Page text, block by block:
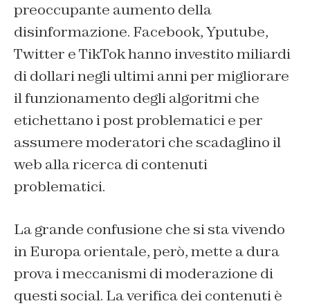
preoccupante aumento della
disinformazione. Facebook, Yputube,
Twitter e TikTok hanno investito miliardi
di dollari negli ultimi anni per migliorare
il funzionamento degli algoritmi che
etichettano i post problematici e per
assumere moderatori che scadaglino il
web alla ricerca di contenuti
problematici.
La grande confusione che si sta vivendo
in Europa orientale, però, mette a dura
prova i meccanismi di moderazione di
questi social. La verifica dei contenuti è